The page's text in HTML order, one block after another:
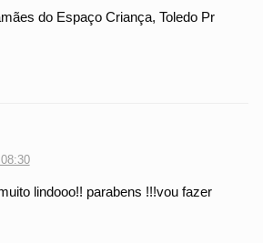
do Espaço Criança, Toledo Pr
lindooo!! parabens !!!vou fazer